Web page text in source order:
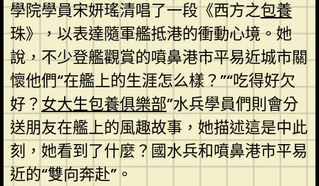
學院學員宋妍瑤清唱了一段《西方之包養
珠》，以表達隨軍艦抵港的衝動心境。她
說，不少登艦觀賞的噴鼻港市平易近城市關
懷他們“在艦上的生涯怎么樣？”“吃得好欠
好？女大生包養俱樂部”水兵學員們則會分
送朋友在艦上的風趣故事，她描述這是中此
刻，她看到了什麼？國水兵和噴鼻港市平易
近的“雙向奔赴”。